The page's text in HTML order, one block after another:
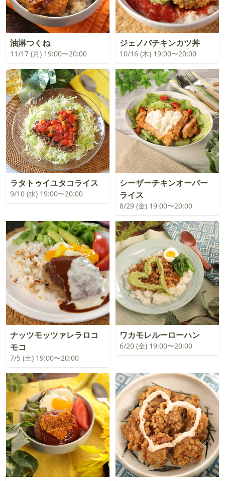
油淋つくね
11/17 (月) 19:00〜20:00
ジェノバチキンカツ丼
10/16 (木) 19:00〜20:00
ラタトゥイユタコライス
9/10 (水) 19:00〜20:00
シーザーチキンオーバー
ライス
8/29 (金) 19:00〜20:00
ナッツモッツァレラロコ
モコ
7/5 (土) 19:00〜20:00
ワカモレルーローハン
6/20 (金) 19:00〜20:00